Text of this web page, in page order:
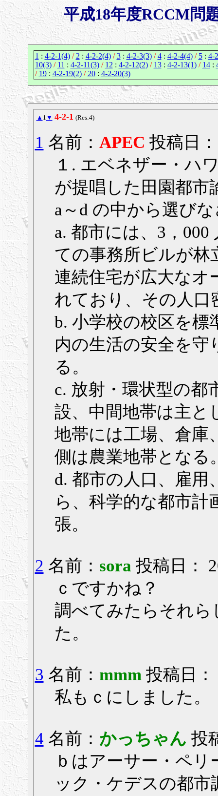
平成18年度RCCM問
1 : 4-2-1(4) / 2: 4-2-2(4) / 3: 4-2-3(3) / 4: 4-2-4(4) / 5: 4-
10(3) / 11 : 4-2-11(3) / 12: 4-2-12(2) / 13: 4-2-13(1) / 14:
/ 19: 4-2-19(2) / 20: 4-2-20(3)
▲ 1 ▼ 4-2-1 (Res:4)
1 名前： APEC 投稿日
１. エベネザー・ハ
が提唱した田園都市
a～d の中から選び
a. 都市には、3，000
ての事務所ビルが林
連続住宅が広大なオ
れており、その人口
b. 小学校の校区を標
内の生活の安全を守
る。
c. 放射・環状型の都
設、中間地帯は主と
地帯には工場、倉庫
側は農業地帯となる
d. 都市の人口、雇用
ら、科学的な都市計
張。
2 名前： sora 投稿日：
ｃですかね？
調べてみたらそれ
た。
3 名前： mmm 投稿日：
私もｃにしました。
4 名前： かっちゃん 投
ｂはアーサー・ペ
ック・ケデスの都市